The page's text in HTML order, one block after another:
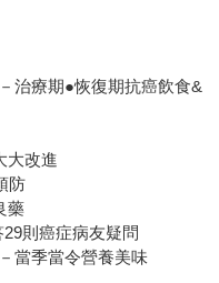
治療期●恢復期抗癌飲食&
大改進
防
藥
則癌症病友疑問
當季當令營養美味